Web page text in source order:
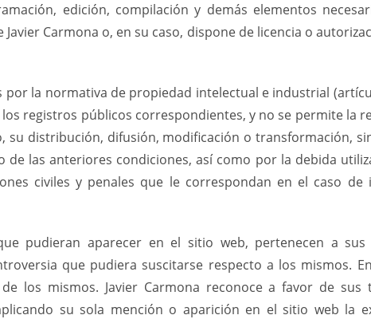
edición, compilación y demás elementos
Carmona o, en su caso, dispone de licencia o
la normativa de propiedad intelectual e industrial
registros públicos correspondientes, y no se permite la
distribución, difusión, modificación o transformación,
las anteriores condiciones, así como por la debida
civiles y penales que le correspondan en el caso de
pudieran aparecer en el sitio web, pertenecen a sus
que pudiera suscitarse respecto a los mismos.
los mismos. Javier Carmona reconoce a favor de sus
su sola mención o aparición en el sitio web la